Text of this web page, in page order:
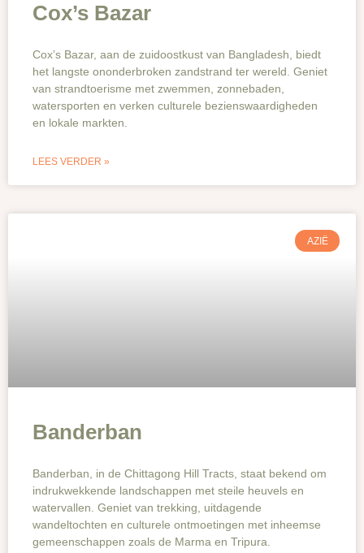
Cox’s Bazar
Cox’s Bazar, aan de zuidoostkust van Bangladesh, biedt
het langste ononderbroken zandstrand ter wereld. Geniet
van strandtoerisme met zwemmen, zonnebaden,
watersporten en verken culturele bezienswaardigheden
en lokale markten.
LEES VERDER »
AZIË
Banderban
Banderban, in de Chittagong Hill Tracts, staat bekend om
indrukwekkende landschappen met steile heuvels en
watervallen. Geniet van trekking, uitdagende
wandeltochten en culturele ontmoetingen met inheemse
gemeenschappen zoals de Marma en Tripura.